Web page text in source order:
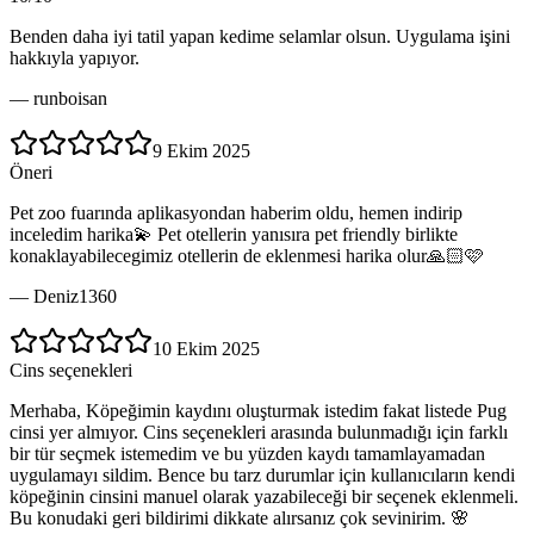
Benden daha iyi tatil yapan kedime selamlar olsun. Uygulama işini
hakkıyla yapıyor.
— runboisan
9 Ekim 2025
Öneri
Pet zoo fuarında aplikasyondan haberim oldu, hemen indirip
inceledim harika💫 Pet otellerin yanısıra pet friendly birlikte
konaklayabilecegimiz otellerin de eklenmesi harika olur🙏🏻🩷
— Deniz1360
10 Ekim 2025
Cins seçenekleri
Merhaba, Köpeğimin kaydını oluşturmak istedim fakat listede Pug
cinsi yer almıyor. Cins seçenekleri arasında bulunmadığı için farklı
bir tür seçmek istemedim ve bu yüzden kaydı tamamlayamadan
uygulamayı sildim. Bence bu tarz durumlar için kullanıcıların kendi
köpeğinin cinsini manuel olarak yazabileceği bir seçenek eklenmeli.
Bu konudaki geri bildirimi dikkate alırsanız çok sevinirim. 🌸